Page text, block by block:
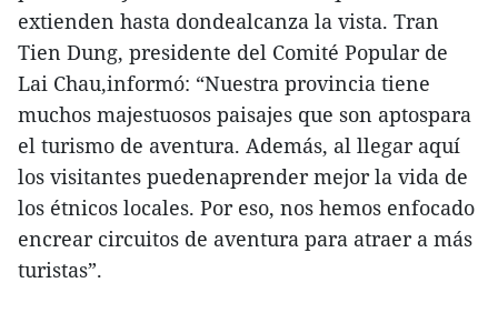
extienden hasta dondealcanza la vista. Tran
Tien Dung, presidente del Comité Popular de
Lai Chau,informó: “Nuestra provincia tiene
muchos majestuosos paisajes que son aptospara
el turismo de aventura. Además, al llegar aquí
los visitantes puedenaprender mejor la vida de
los étnicos locales. Por eso, nos hemos enfocado
encrear circuitos de aventura para atraer a más
turistas”.